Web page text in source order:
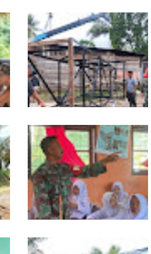
Program TNI AD Manunggal Air
Masuki Tahap Pendirian Tower
Polytank di Simpang Kiri